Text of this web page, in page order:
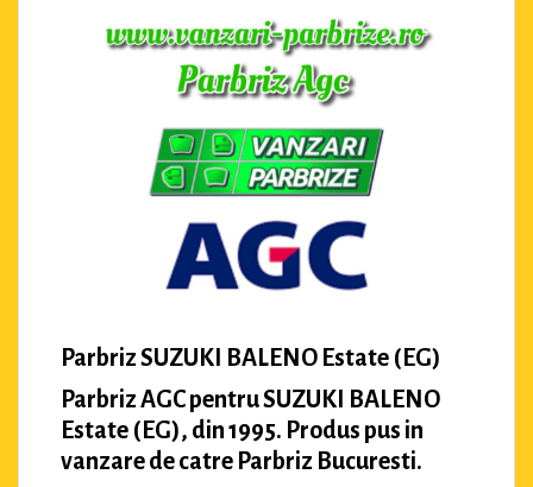
Parbriz SUZUKI BALENO Estate (EG)
Parbriz AGC pentru SUZUKI BALENO
Estate (EG), din 1995. Produs pus in
vanzare de catre Parbriz Bucuresti.